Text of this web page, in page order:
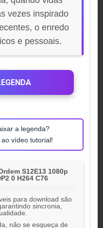
vezes inspirado
o enredo
e pessoais.
a legenda?
vídeo tutorial!
S12E13 1080p
0 H264 C76
para download são
sincronia,
não se esqueça de